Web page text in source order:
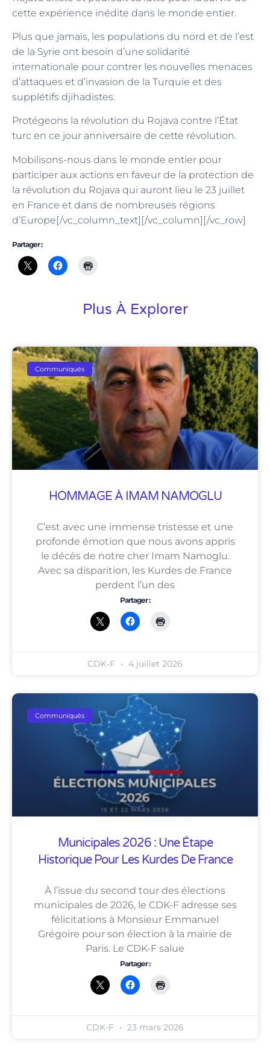
cette expérience inédite dans le monde entier.
Plus que jamais, les populations du nord et de l’est
de la Syrie ont besoin d’une solidarité
internationale pour contrer les nouvelles menaces
d’attaques et d’invasion de la Turquie et des
supplétifs djihadistes.
Protégeons la révolution du Rojava contre l’État
turc en ce jour anniversaire de cette révolution.
Mobilisons-nous dans le monde entier pour
participer aux actions en faveur de la protection de
la révolution du Rojava qui auront lieu le 23 juillet
en France et dans de nombreuses régions
d’Europe[/vc_column_text][/vc_column][/vc_row]
Partager :
Plus À Explorer
Communiqués
HOMMAGE À IMAM NAMOGLU
C’est avec une immense tristesse et une
profonde émotion que nous avons appris
le décès de notre cher Imam Namoglu.
Avec sa disparition, les Kurdes de France
perdent l’un des
Partager :
CDK-F 4 juillet 2026
Communiqués
Municipales 2026 : Une Étape
Historique Pour Les Kurdes De France
À l’issue du second tour des élections
municipales de 2026, le CDK-F adresse ses
félicitations à Monsieur Emmanuel
Grégoire pour son élection à la mairie de
Paris. Le CDK-F salue
Partager :
CDK-F 23 mars 2026